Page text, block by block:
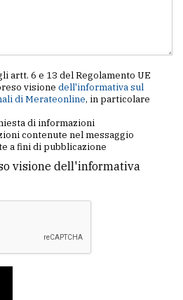
artt. 6 e 13 del Regolamento UE
visione dell'informativa sul
di Merateonline, in particolare
di informazioni
contenute nel messaggio
a fini di pubblicazione
visione dell'informativa